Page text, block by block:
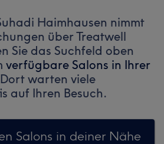
Haimhausen nimmt
über Treatwell
Sie das Suchfeld oben
verfügbare Salons in Ihrer
Dort warten viele
auf Ihren Besuch.
Salons in deiner Nähe